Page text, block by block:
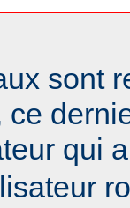
sont
ce
qui